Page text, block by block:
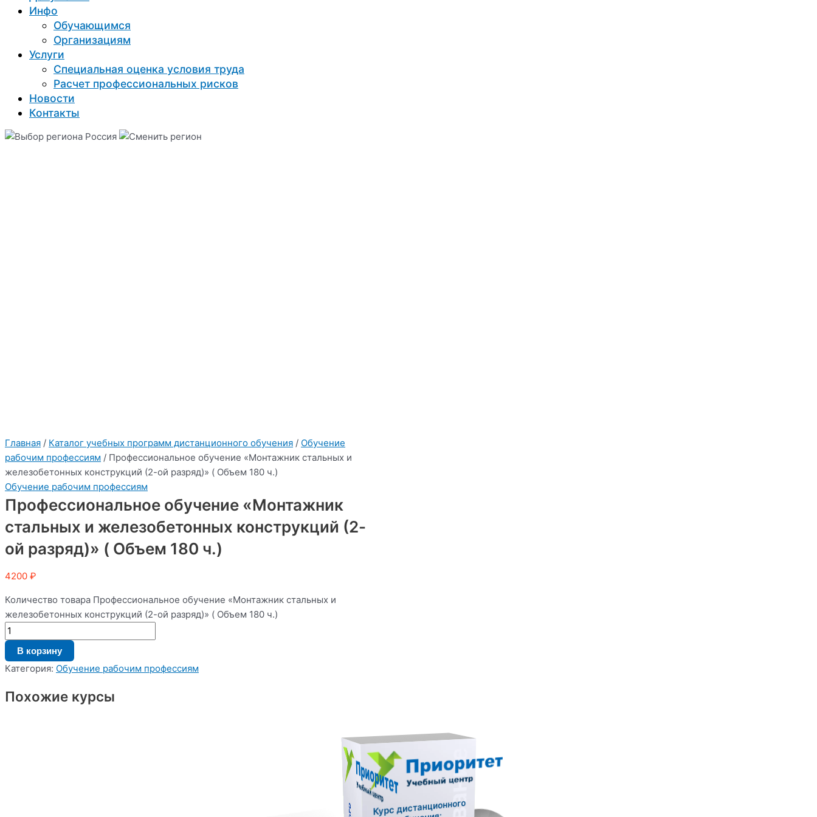
Инфо
Обучающимся
Организациям
Услуги
Специальная оценка условия труда
Расчет профессиональных рисков
Новости
Контакты
Россия
Главная / Каталог учебных программ дистанционного обучения / Обучение
рабочим профессиям / Профессиональное обучение «Монтажник стальных и
железобетонных конструкций (2-ой разряд)» ( Объем 180 ч.)
Обучение рабочим профессиям
Профессиональное обучение «Монтажник
стальных и железобетонных конструкций (2-
ой разряд)» ( Объем 180 ч.)
4200 ₽
Количество товара Профессиональное обучение «Монтажник стальных и
железобетонных конструкций (2-ой разряд)» ( Объем 180 ч.)
В корзину
Категория: Обучение рабочим профессиям
Похожие курсы
Курс дистанционного
Back side